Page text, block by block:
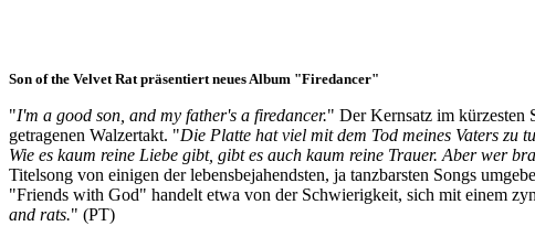
Son of the Velvet Rat präsentiert neues Album "Firedancer"
"I'm a good son, and my father's a firedancer." Der Kernsatz im kürzesten
getragenen Walzertakt. "Die Platte hat viel mit dem Tod meines Vaters zu
Wie es kaum reine Liebe gibt, gibt es auch kaum reine Trauer. Aber wer
Titelsong von einigen der lebensbejahendsten, ja tanzbarsten Songs
"Friends with God" handelt etwa von der Schwierigkeit, sich mit einem
and rats." (PT)